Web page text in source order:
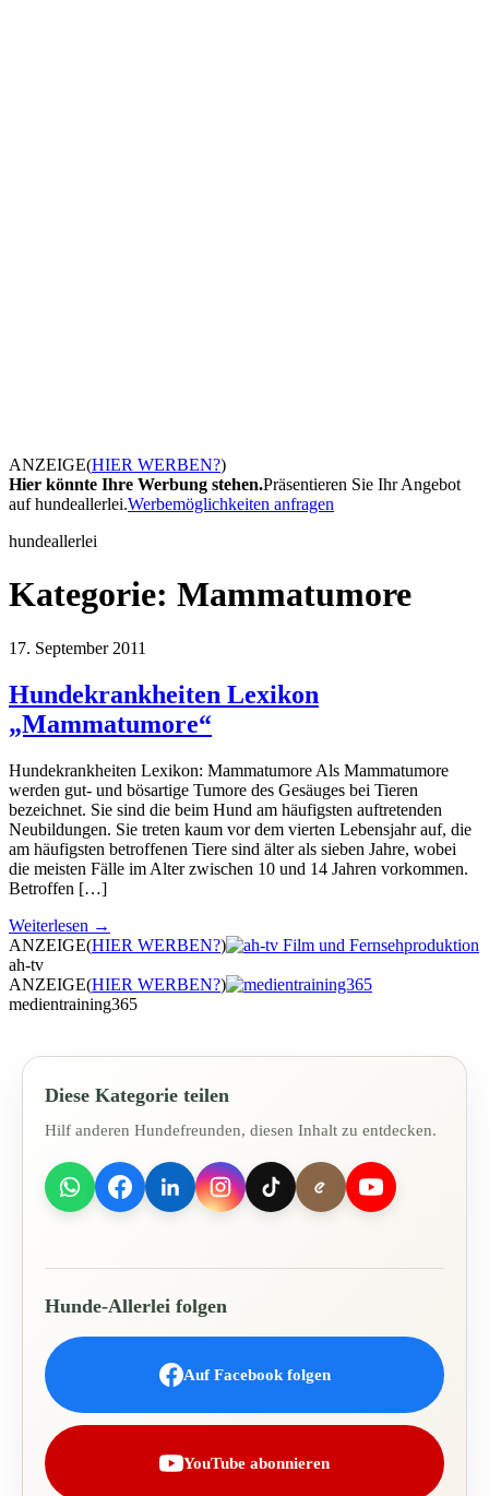
ANZEIGE(HIER WERBEN?)
Hier könnte Ihre Werbung stehen.Präsentieren Sie Ihr Angebot
auf hundeallerlei.Werbemöglichkeiten anfragen
hundeallerlei
Kategorie: Mammatumore
17. September 2011
Hundekrankheiten Lexikon
„Mammatumore“
Hundekrankheiten Lexikon: Mammatumore Als Mammatumore
werden gut- und bösartige Tumore des Gesäuges bei Tieren
bezeichnet. Sie sind die beim Hund am häufigsten auftretenden
Neubildungen. Sie treten kaum vor dem vierten Lebensjahr auf, die
am häufigsten betroffenen Tiere sind älter als sieben Jahre, wobei
die meisten Fälle im Alter zwischen 10 und 14 Jahren vorkommen.
Betroffen […]
Weiterlesen →
ANZEIGE(HIER WERBEN?)
ah-tv
ANZEIGE(HIER WERBEN?)
medientraining365
Diese Kategorie teilen
Hilf anderen Hundefreunden, diesen Inhalt zu entdecken.
Hunde-Allerlei folgen
Auf Facebook folgen
YouTube abonnieren